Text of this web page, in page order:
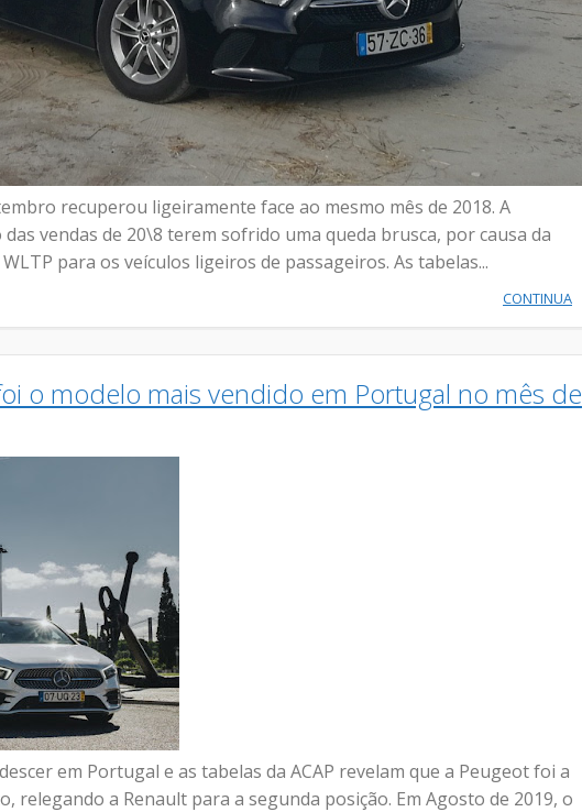
recuperou ligeiramente face ao mesmo mês de 2018. A
vendas de 20\8 terem sofrido uma queda brusca, por causa da
para os veículos ligeiros de passageiros. As tabelas...
CONTINUA
o modelo mais vendido em Portugal no mês de
em Portugal e as tabelas da ACAP revelam que a Peugeot foi a
relegando a Renault para a segunda posição. Em Agosto de 2019, o